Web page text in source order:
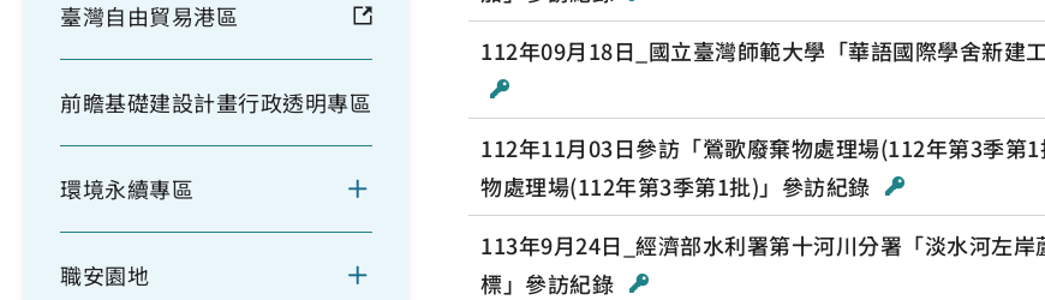
臺灣自由貿易港區
前瞻基礎建設計畫行政透明專區
環境永續專區
職安園地
112年09月18日_國立臺灣師範大學「華語國際學舍新建
112年11月03日參訪「鶯歌廢棄物處理場(112年第3季第
物處理場(112年第3季第1批)」參訪紀錄
113年9月24日_經濟部水利署第十河川分署「淡水河左
標」參訪紀錄